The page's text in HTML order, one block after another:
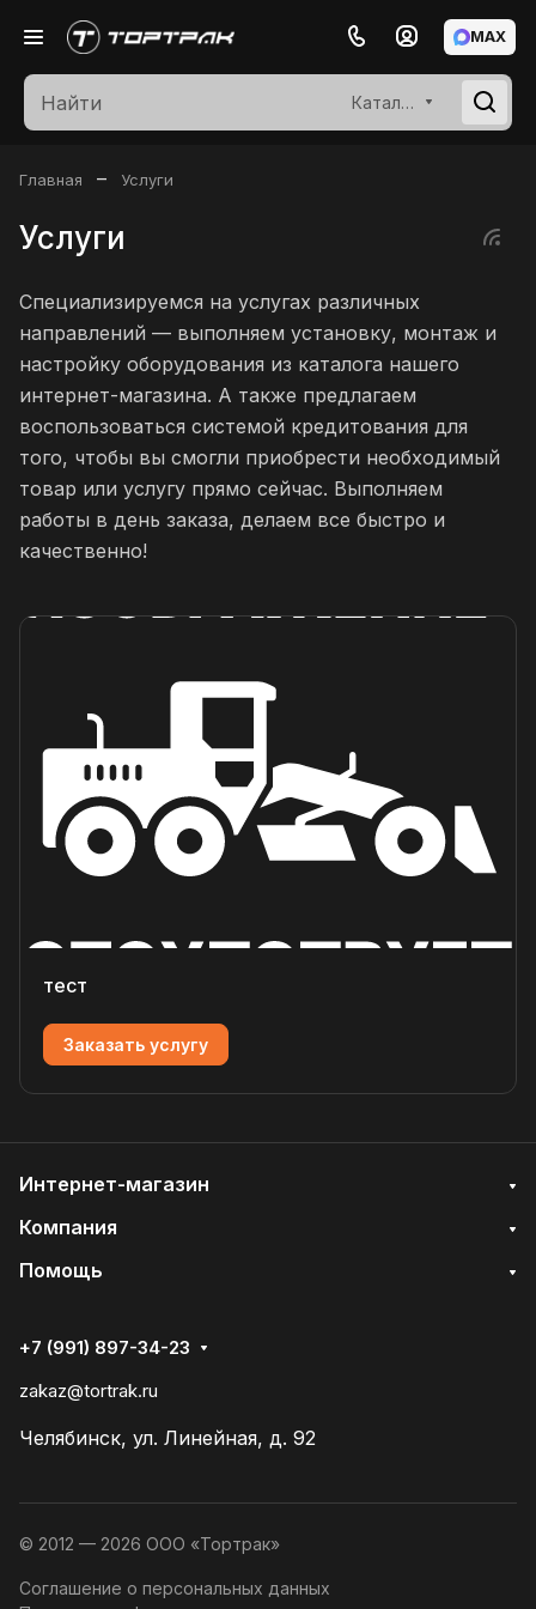
Каталог
MAX
Главная – Услуги
Услуги
Специализируемся на услугах различных
направлений — выполняем установку, монтаж и
настройку оборудования из каталога нашего
интернет-магазина. А также предлагаем
воспользоваться системой кредитования для
того, чтобы вы смогли приобрести необходимый
товар или услугу прямо сейчас. Выполняем
работы в день заказа, делаем все быстро и
качественно!
тест
Заказать услугу
Интернет-магазин
Компания
Помощь
+7 (991) 897-34-23
zakaz@tortrak.ru
Челябинск, ул. Линейная, д. 92
© 2012 — 2026 ООО «Тортрак»
Соглашение о персональных данных